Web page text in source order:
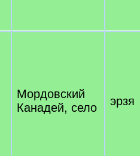
Мордовский
Канадей, село
эрзя